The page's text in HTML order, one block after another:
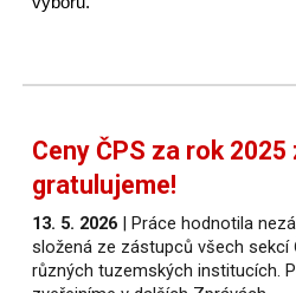
Ceny ČPS za rok
gratulujeme!
13. 5. 2026 | Práce hodnotila
složená ze zástupců všech sekcí
různých tuzemských institucích.